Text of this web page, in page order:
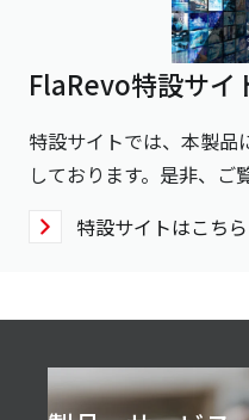
FlaRevo特設サイ
特設サイトでは、本製品
しております。是非、ご
特設サイトはこちら